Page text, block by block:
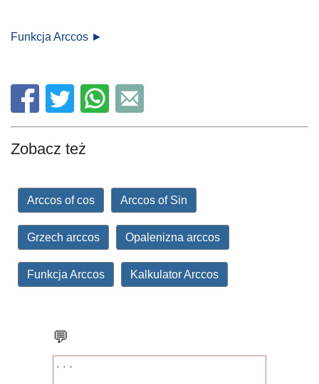
Funkcja Arccos ►
Zobacz też
Arccos of cos Arccos of Sin
Grzech arccos Opalenizna arccos
Funkcja Arccos Kalkulator Arccos
💬